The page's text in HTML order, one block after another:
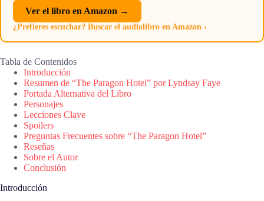
Ver el libro en Amazon →
¿Prefieres escuchar? Buscar el audiolibro en Amazon ›
Tabla de Contenidos
Introducción
Resumen de “The Paragon Hotel” por Lyndsay Faye
Portada Alternativa del Libro
Personajes
Lecciones Clave
Spoilers
Preguntas Frecuentes sobre “The Paragon Hotel”
Reseñas
Sobre el Autor
Conclusión
Introducción